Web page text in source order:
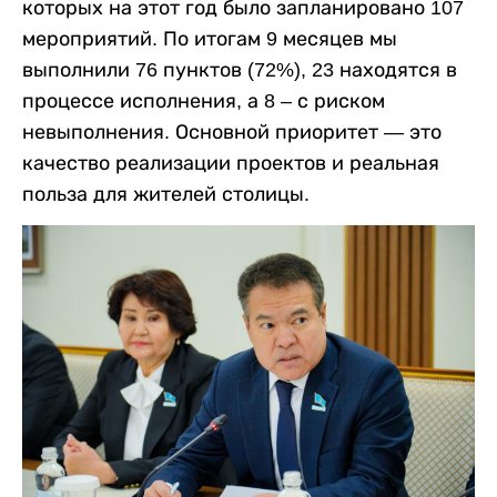
которых на этот год было запланировано 107
мероприятий. По итогам 9 месяцев мы
выполнили 76 пунктов (72%), 23 находятся в
процессе исполнения, а 8 – с риском
невыполнения. Основной приоритет — это
качество реализации проектов и реальная
польза для жителей столицы.